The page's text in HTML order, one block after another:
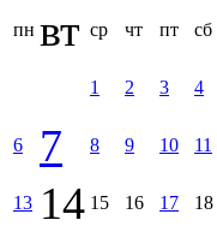
пн вт ср чт пт сб
1 2 3 4
6 7 8 9 10 11
13 14 15 16 17 18